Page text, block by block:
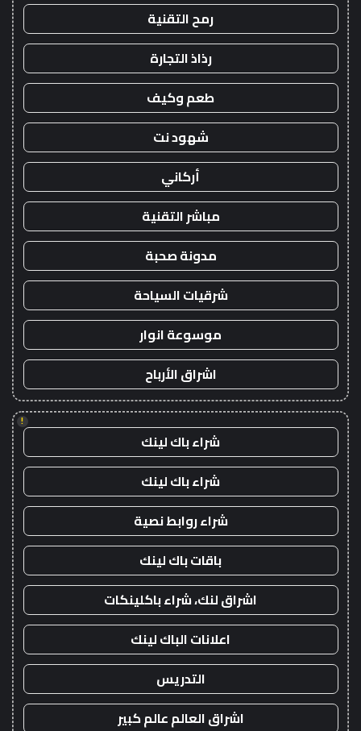
رمح التقنية
رذاذ التجارة
طعم وكيف
شهود نت
أركاني
مباشر التقنية
مدونة صحبة
شرقيات السياحة
موسوعة انوار
اشراق الأرباح
!
شراء باك لينك
شراء باك لينك
شراء روابط نصية
باقات باك لينك
اشراق لنك، شراء باكلينكات
اعلانات الباك لينك
التدريس
اشراق العالم عالم كبير